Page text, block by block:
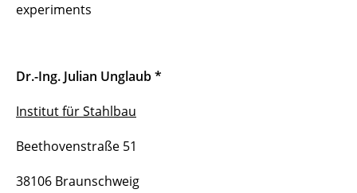
experiments
Dr.-Ing. Julian Unglaub *
Institut für Stahlbau
Beethovenstraße 51
38106 Braunschweig